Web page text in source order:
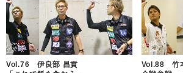
Vol.76 伊良部 昌貢
Vol.88 竹